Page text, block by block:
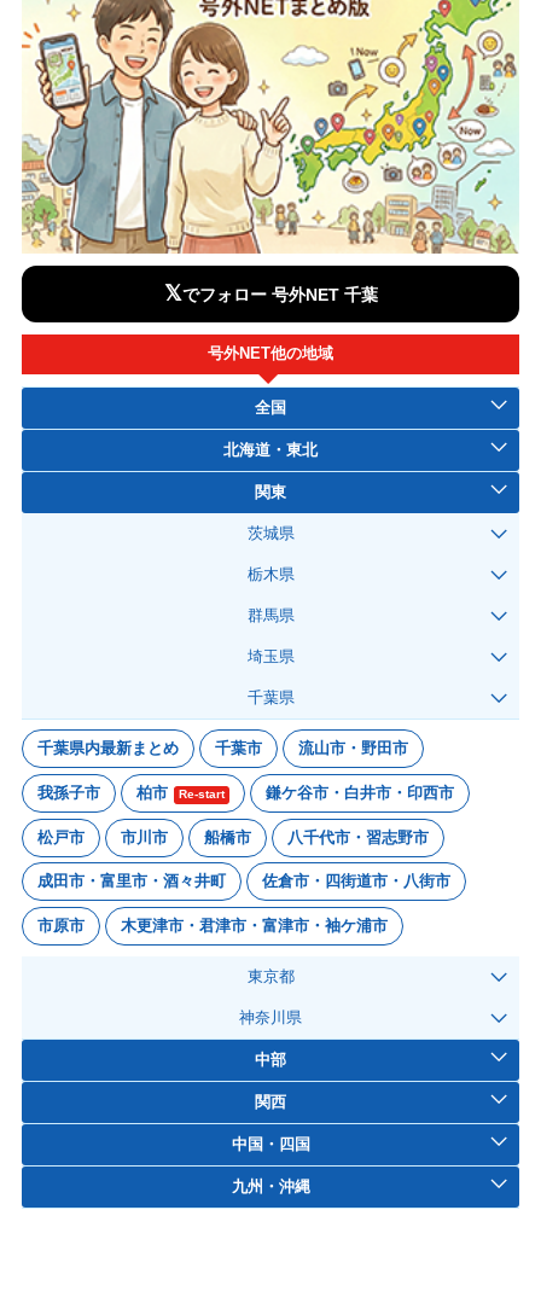
𝕏でフォロー 号外NET 千葉
号外NET他の地域
全国
北海道・東北
関東
茨城県
栃木県
群馬県
埼玉県
千葉県
千葉県内最新まとめ 千葉市 流山市・野田市
我孫子市 柏市 Re-start 鎌ケ谷市・白井市・印西市
松戸市 市川市 船橋市 八千代市・習志野市
成田市・富里市・酒々井町 佐倉市・四街道市・八街市
市原市 木更津市・君津市・富津市・袖ケ浦市
東京都
神奈川県
中部
関西
中国・四国
九州・沖縄